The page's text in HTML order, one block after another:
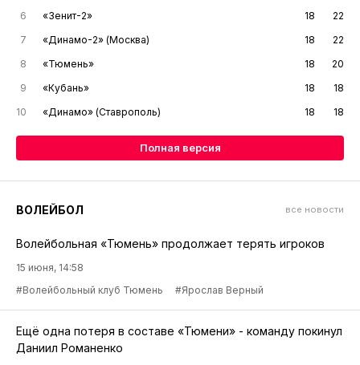
6
«Зенит-2» 18
22
7
«Динамо-2» (Москва) 18
22
8
«Тюмень» 18
20
9
«Кубань» 18
18
10
«Динамо» (Ставрополь) 18 18
Полная версия
ВОЛЕЙБОЛ все новости
Волейбольная «Тюмень» продолжает терять игроков
15 июня, 14:58
#Волейбольный клуб Тюмень
#Ярослав Верный
Ещё одна потеря в составе «Тюмени» - команду покинул
Даниил Романенко